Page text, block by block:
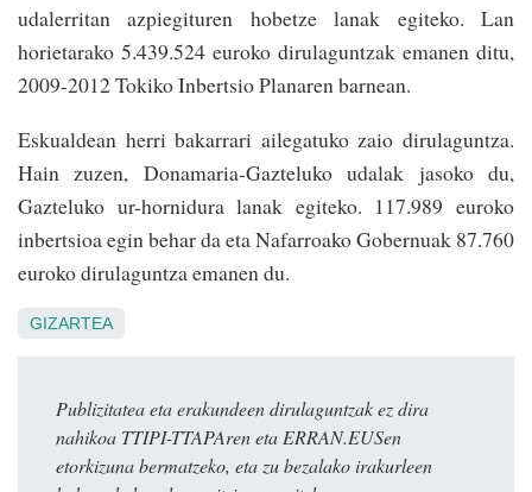
udalerritan azpiegituren hobetze lanak egiteko. Lan
horietarako 5.439.524 euroko dirulaguntzak emanen ditu,
2009-2012 Tokiko Inbertsio Planaren barnean.
Eskualdean herri bakarrari ailegatuko zaio dirulaguntza.
Hain zuzen, Donamaria-Gazteluko udalak jasoko du,
Gazteluko ur-hornidura lanak egiteko. 117.989 euroko
inbertsioa egin behar da eta Nafarroako Gobernuak 87.760
euroko dirulaguntza emanen du.
GIZARTEA
Publizitatea eta erakundeen dirulaguntzak ez dira
nahikoa TTIPI-TTAPAren eta ERRAN.EUSen
etorkizuna bermatzeko, eta zu bezalako irakurleen